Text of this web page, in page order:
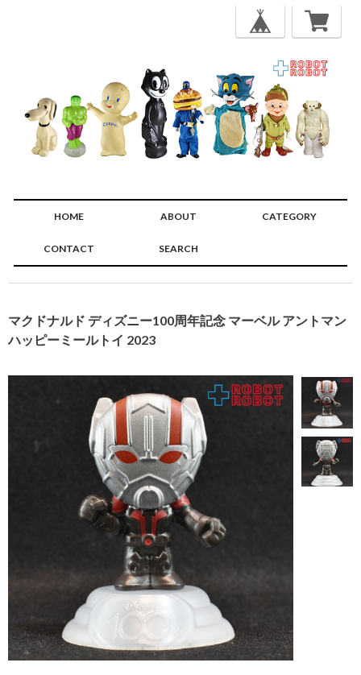
HOME ABOUT CATEGORY
CONTACT SEARCH
マクドナルド ディズニー100周年記念 マーベル アントマン
ハッピーミールトイ 2023